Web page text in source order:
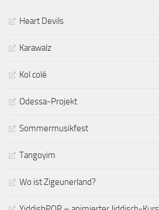
Heart Devils
Karawalz
Kol colé
Odessa-Projekt
Sommermusikfest
Tangoyim
Wo ist Zigeunerland?